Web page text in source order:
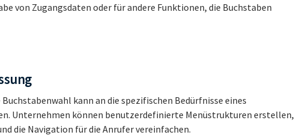
von Zugangsdaten oder für andere Funktionen, die Buchstaben
Buchstabenwahl kann an die spezifischen Bedürfnisse eines
Unternehmen können benutzerdefinierte Menüstrukturen erstellen,
die Navigation für die Anrufer vereinfachen.